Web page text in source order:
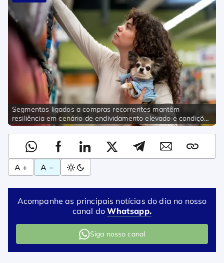
Segmentos ligados a compras recorrentes mantêm
resiliência em cenário de endividamento elevado e condições
financeiras apertadas | Imagem: Magnific
A + A −
Acompanhe as principais notícias do dia no nosso
canal doWhatsapp.
Siga nosso canal